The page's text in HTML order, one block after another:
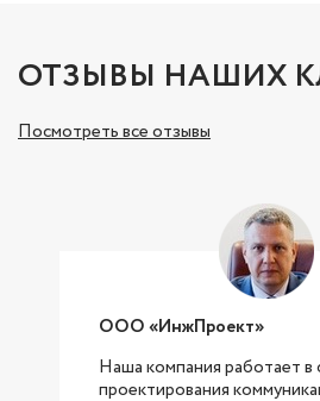
ОТЗЫВЫ НАШИХ
Посмотреть все отзывы
ООО «ИнжПроект»
Наша компания работает в
проектирования